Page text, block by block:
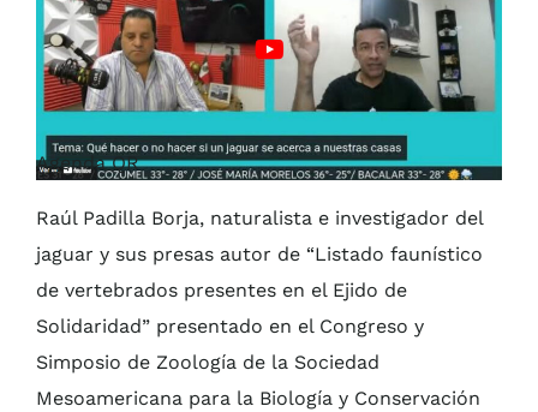
Agenda QR
Raúl Padilla Borja, naturalista e investigador del
jaguar y sus presas autor de “Listado faunístico
de vertebrados presentes en el Ejido de
Solidaridad” presentado en el Congreso y
Simposio de Zoología de la Sociedad
Mesoamericana para la Biología y Conservación